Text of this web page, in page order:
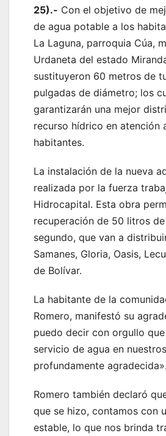
25).- Con el objetivo de
de agua potable a los
La Laguna, parroquia Cúa,
Urdaneta del estado
sustituyeron 60 metros de
pulgadas de diámetro; los
garantizarán una mejor
recurso hídrico en atención
habitantes.
La instalación de la nueva
realizada por la fuerza
Hidrocapital. Esta obra
recuperación de 50 litros
segundo, que van a
Samanes, Gloria, Oasis,
de Bolívar.
La habitante de la
Romero, manifestó su
puedo decir con orgullo
servicio de agua en
profundamente agradecida».
Romero también declaró
que se hizo, contamos con
estable, lo que nos brinda